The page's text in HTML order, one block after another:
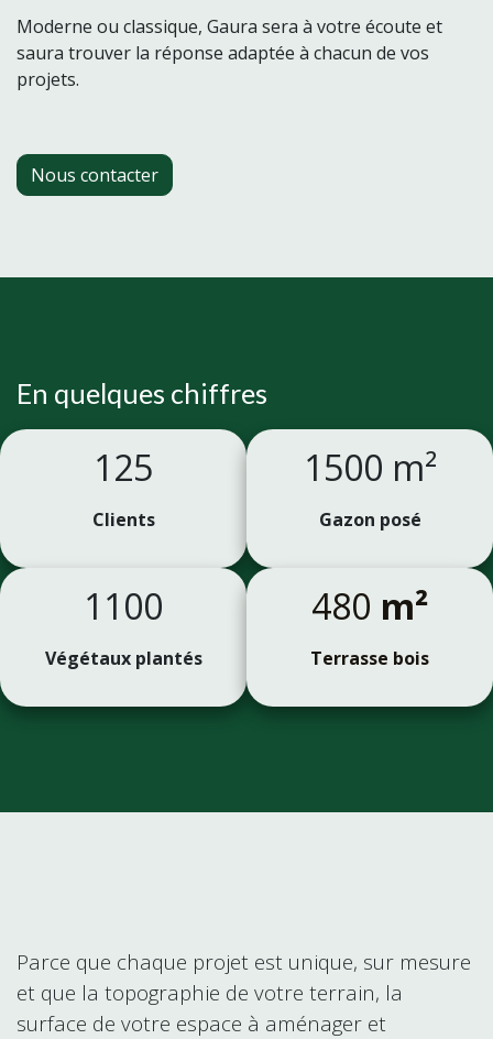
Moderne ou classique, Gaura sera à votre écoute et
saura trouver la réponse adaptée à chacun de vos
projets.
Nous contacter
125
Clients
En quelques chiffres
1500 m²
​Gazon posé
1100
Végétaux plantés
480 m²
Terrasse bois
Parce que chaque projet est unique, sur mesure
et que la topographie de votre terrain, la
surface de votre espace à aménager et